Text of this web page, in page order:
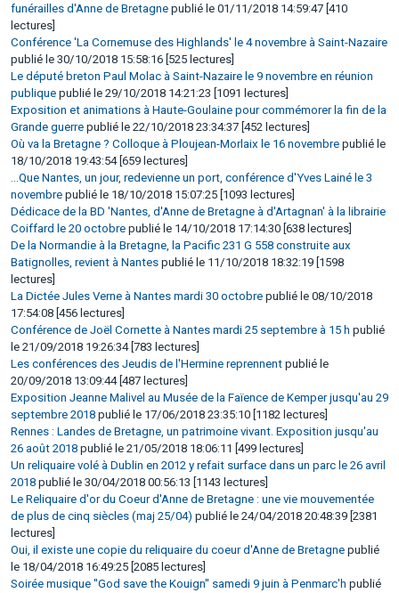
funérailles d'Anne de Bretagne publié le 01/11/2018 14:59:47 [410
lectures]
Conférence 'La Cornemuse des Highlands' le 4 novembre à Saint-Nazaire
publié le 30/10/2018 15:58:16 [525 lectures]
Le député breton Paul Molac à Saint-Nazaire le 9 novembre en réunion
publique publié le 29/10/2018 14:21:23 [1091 lectures]
Exposition et animations à Haute-Goulaine pour commémorer la fin de la
Grande guerre publié le 22/10/2018 23:34:37 [452 lectures]
Où va la Bretagne ? Colloque à Ploujean-Morlaix le 16 novembre publié le
18/10/2018 19:43:54 [659 lectures]
...Que Nantes, un jour, redevienne un port, conférence d'Yves Lainé le 3
novembre publié le 18/10/2018 15:07:25 [1093 lectures]
Dédicace de la BD 'Nantes, d'Anne de Bretagne à d'Artagnan' à la librairie
Coiffard le 20 octobre publié le 14/10/2018 17:14:30 [638 lectures]
De la Normandie à la Bretagne, la Pacific 231 G 558 construite aux
Batignolles, revient à Nantes publié le 11/10/2018 18:32:19 [1598
lectures]
La Dictée Jules Verne à Nantes mardi 30 octobre publié le 08/10/2018
17:54:08 [456 lectures]
Conférence de Joël Cornette à Nantes mardi 25 septembre à 15 h publié
le 21/09/2018 19:26:34 [783 lectures]
Les conférences des Jeudis de l'Hermine reprennent publié le
20/09/2018 13:09:44 [487 lectures]
Exposition Jeanne Malivel au Musée de la Faïence de Kemper jusqu'au 29
septembre 2018 publié le 17/06/2018 23:35:10 [1182 lectures]
Rennes : Landes de Bretagne, un patrimoine vivant. Exposition jusqu'au
26 août 2018 publié le 21/05/2018 18:06:11 [499 lectures]
Un reliquaire volé à Dublin en 2012 y refait surface dans un parc le 26 avril
2018 publié le 30/04/2018 00:56:13 [1143 lectures]
Le Reliquaire d'or du Coeur d'Anne de Bretagne : une vie mouvementée
de plus de cinq siècles (maj 25/04) publié le 24/04/2018 20:48:39 [2381
lectures]
Oui, il existe une copie du reliquaire du coeur d'Anne de Bretagne publié
le 18/04/2018 16:49:25 [2085 lectures]
Soirée musique ''God save the Kouign'' samedi 9 juin à Penmarc'h publié